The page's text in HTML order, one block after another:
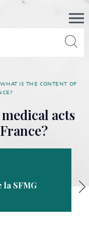
WHAT IS THE CONTENT OF
acts
SFMG